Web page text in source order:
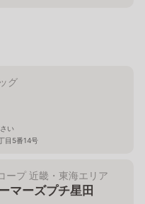
グ
い
目5番14号
ープ 近畿・東海エリア
マーズプチ星田